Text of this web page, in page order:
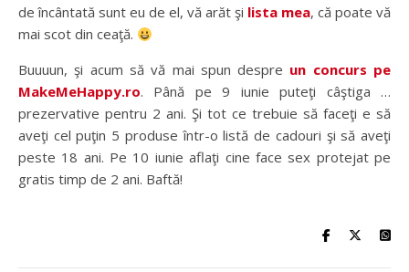
de încântată sunt eu de el, vă arăt şi lista mea, că poate vă
mai scot din ceaţă.
Buuuun, şi acum să vă mai spun despre un concurs pe
MakeMeHappy.ro. Până pe 9 iunie puteţi câştiga …
prezervative pentru 2 ani. Şi tot ce trebuie să faceţi e să
aveţi cel puţin 5 produse într-o listă de cadouri şi să aveţi
peste 18 ani. Pe 10 iunie aflaţi cine face sex protejat pe
gratis timp de 2 ani. Baftă!